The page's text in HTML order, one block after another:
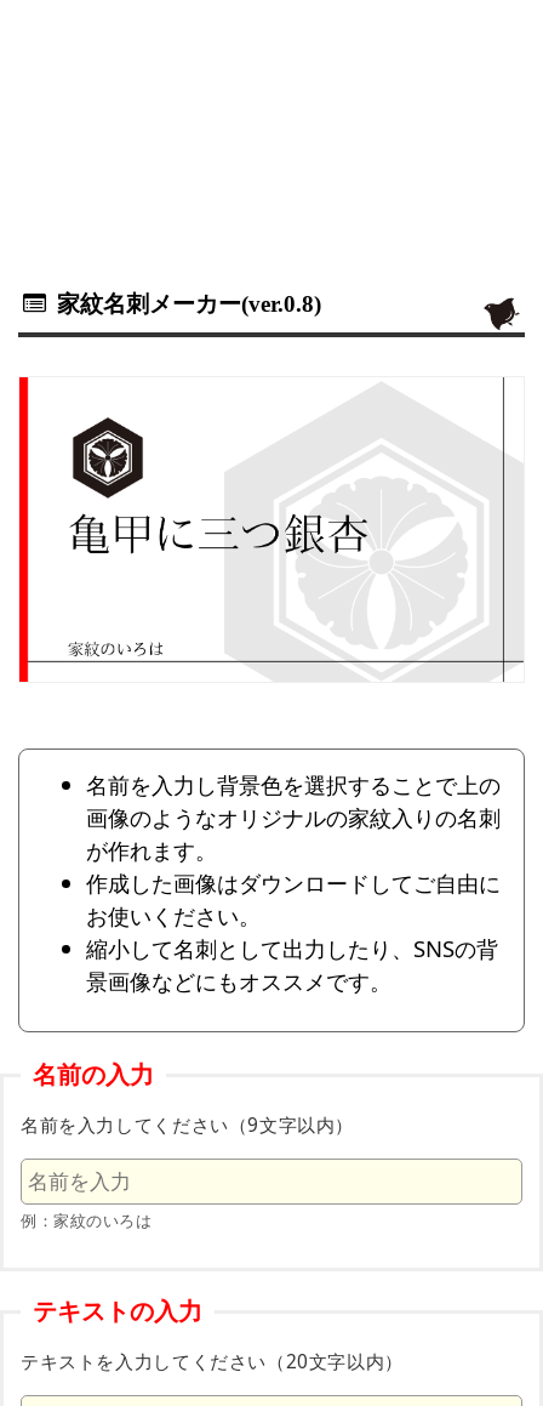
家紋名刺メーカー(ver.0.8)
名前を入力し背景色を選択することで上の
画像のようなオリジナルの家紋入りの名刺
が作れます。
作成した画像はダウンロードしてご自由に
お使いください。
縮小して名刺として出力したり、SNSの背
景画像などにもオススメです。
名前の入力
名前を入力してください（9文字以内）
例：家紋のいろは
テキストの入力
テキストを入力してください（20文字以内）